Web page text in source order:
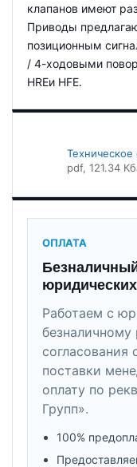
клапанов имеют
Приводы
позиционным
/ 4-ходовыми
HREи HFE.
Техническое
pdf, 121.34
ОПЛАТА
Работаем с
безналичному
поставки
оплату по
Групп».
100%